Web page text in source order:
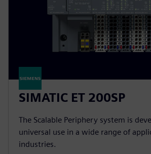
SIMATIC ET 200SP
The Scalable Periphery system is
universal use in a wide range of
industries.